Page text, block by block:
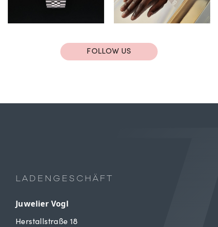
FOLLOW US
LADENGESCHÄFT
Juwelier Vogl
Herstallstraße 18